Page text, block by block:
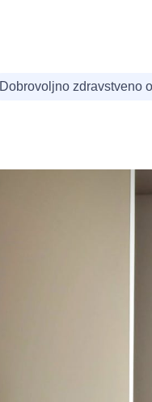
Dobrovoljno zdravstveno